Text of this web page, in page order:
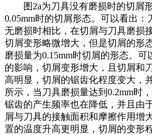
图2a为刀具没有磨损时的切屑
0.05mm时的切屑形态。可以看出
无磨损时相比，在切屑与刀具磨损
切屑变形略微增大，但是切屑的形
磨损量为0.15mm时切屑的形态。
的影响，切屑变形增大，且切屑和
高明显，切屑的锯齿化程度变大，
所示，当刀具磨损量达到0.2mm时
锯齿的产生频率也在降低，并且由
屑与刀具的接触面积和摩擦作用增
置的温度升高更明显，切屑的变形